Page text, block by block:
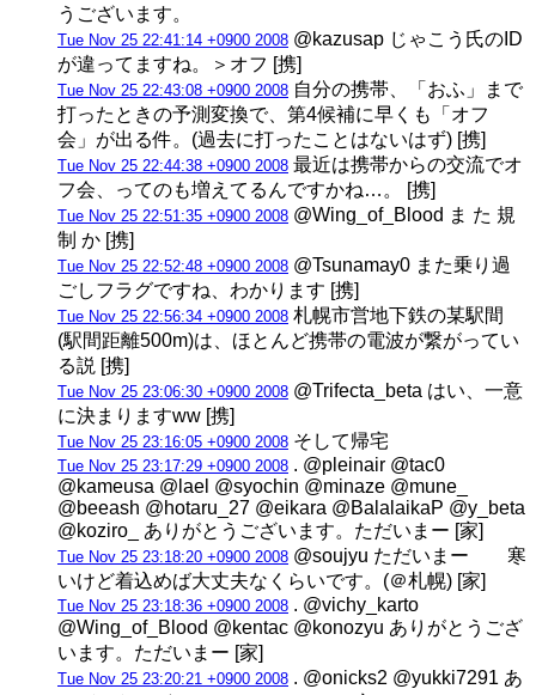
うございます。
Tue Nov 25 22:41:14 +0900 2008 @kazusap じゃこう氏のID
が違ってますね。＞オフ [携]
Tue Nov 25 22:43:08 +0900 2008 自分の携帯、「おふ」まで
打ったときの予測変換で、第4候補に早くも「オフ
会」が出る件。(過去に打ったことはないはず) [携]
Tue Nov 25 22:44:38 +0900 2008 最近は携帯からの交流でオ
フ会、ってのも増えてるんですかね…。 [携]
Tue Nov 25 22:51:35 +0900 2008 @Wing_of_Blood ま た 規
制 か [携]
Tue Nov 25 22:52:48 +0900 2008 @Tsunamay0 また乗り過
ごしフラグですね、わかります [携]
Tue Nov 25 22:56:34 +0900 2008 札幌市営地下鉄の某駅間
(駅間距離500m)は、ほとんど携帯の電波が繋がってい
る説 [携]
Tue Nov 25 23:06:30 +0900 2008 @Trifecta_beta はい、一意
に決まりますww [携]
Tue Nov 25 23:16:05 +0900 2008 そして帰宅
Tue Nov 25 23:17:29 +0900 2008 . @pleinair @tac0
@kameusa @lael @syochin @minaze @mune_
@beeash @hotaru_27 @eikara @BalalaikaP @y_beta
@koziro_ ありがとうございます。ただいまー [家]
Tue Nov 25 23:18:20 +0900 2008 @soujyu ただいまー 寒
いけど着込めば大丈夫なくらいです。(＠札幌) [家]
Tue Nov 25 23:18:36 +0900 2008 . @vichy_karto
@Wing_of_Blood @kentac @konozyu ありがとうござ
います。ただいまー [家]
Tue Nov 25 23:20:21 +0900 2008 . @onicks2 @yukki7291 あ